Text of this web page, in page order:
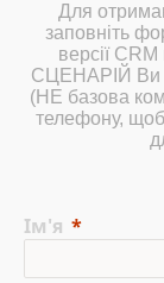
Для
заповніть
версії
СЦЕНАРІЙ Ви
(НЕ базова
телефону,
Ім'я